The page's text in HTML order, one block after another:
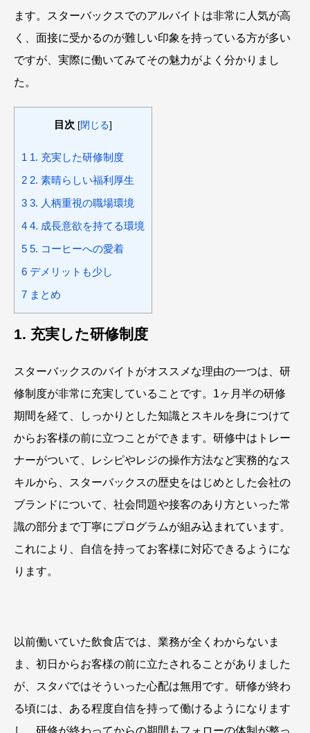
ます。スターバックスでのアルバイトは非常に人気が高
く、面接に受かるのが難しい印象を持っている方が多い
ですが、実際に働いてみてその魅力がよく分かりまし
た。
目次 [閉じる]
1 1. 充実した研修制度
2 2. 素晴らしい福利厚生
3 3. 人柄重視の職場環境
4 4. 成長意欲を持てる環境
5 5. コーヒーへの愛着
6 デメリットも少し
7 まとめ
1. 充実した研修制度
スターバックスのバイトがオススメな理由の一つは、研
修制度が非常に充実していることです。1ヶ月半の研修
期間を経て、しっかりとした知識とスキルを身につけて
からお客様の前に立つことができます。研修中はトレー
ナーがついて、レシピやレジの操作方法など実務的なス
キルから、スターバックスの歴史をはじめとした会社の
ブランドについて、社会問題や接客のあり方といった常
識の部分まで丁寧にプログラムが組み込まれています。
これにより、自信を持ってお客様に対応できるようにな
ります。
以前働いていた飲食店では、業務が全くわからないま
ま、初日からお客様の前に立たされることがありました
が、スタバではそういった心配は無用です。研修が終わ
る頃には、ある程度自信を持って働けるようになります
し、研修が終わってからの期間もフォローの体制が整っ